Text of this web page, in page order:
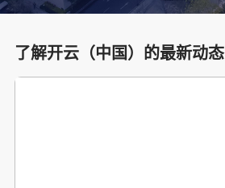
了解开云（中国）的最新动态